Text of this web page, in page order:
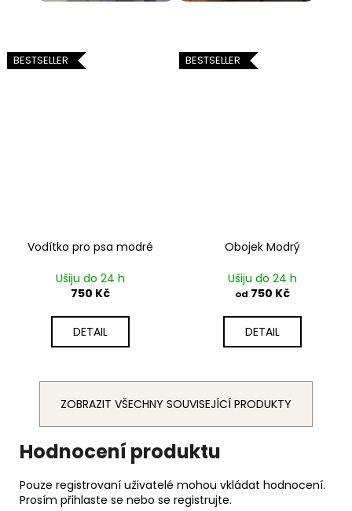
BESTSELLER
Vodítko pro psa modré
Ušiju do 24 h
750 Kč
DETAIL
BESTSELLER
Obojek Modrý
Ušiju do 24 h
od 750 Kč
DETAIL
ZOBRAZIT VŠECHNY SOUVISEJÍCÍ PRODUKTY
Hodnocení produktu
Pouze registrovaní uživatelé mohou vkládat hodnocení.
Prosím přihlaste se nebo se registrujte.
V
p
i